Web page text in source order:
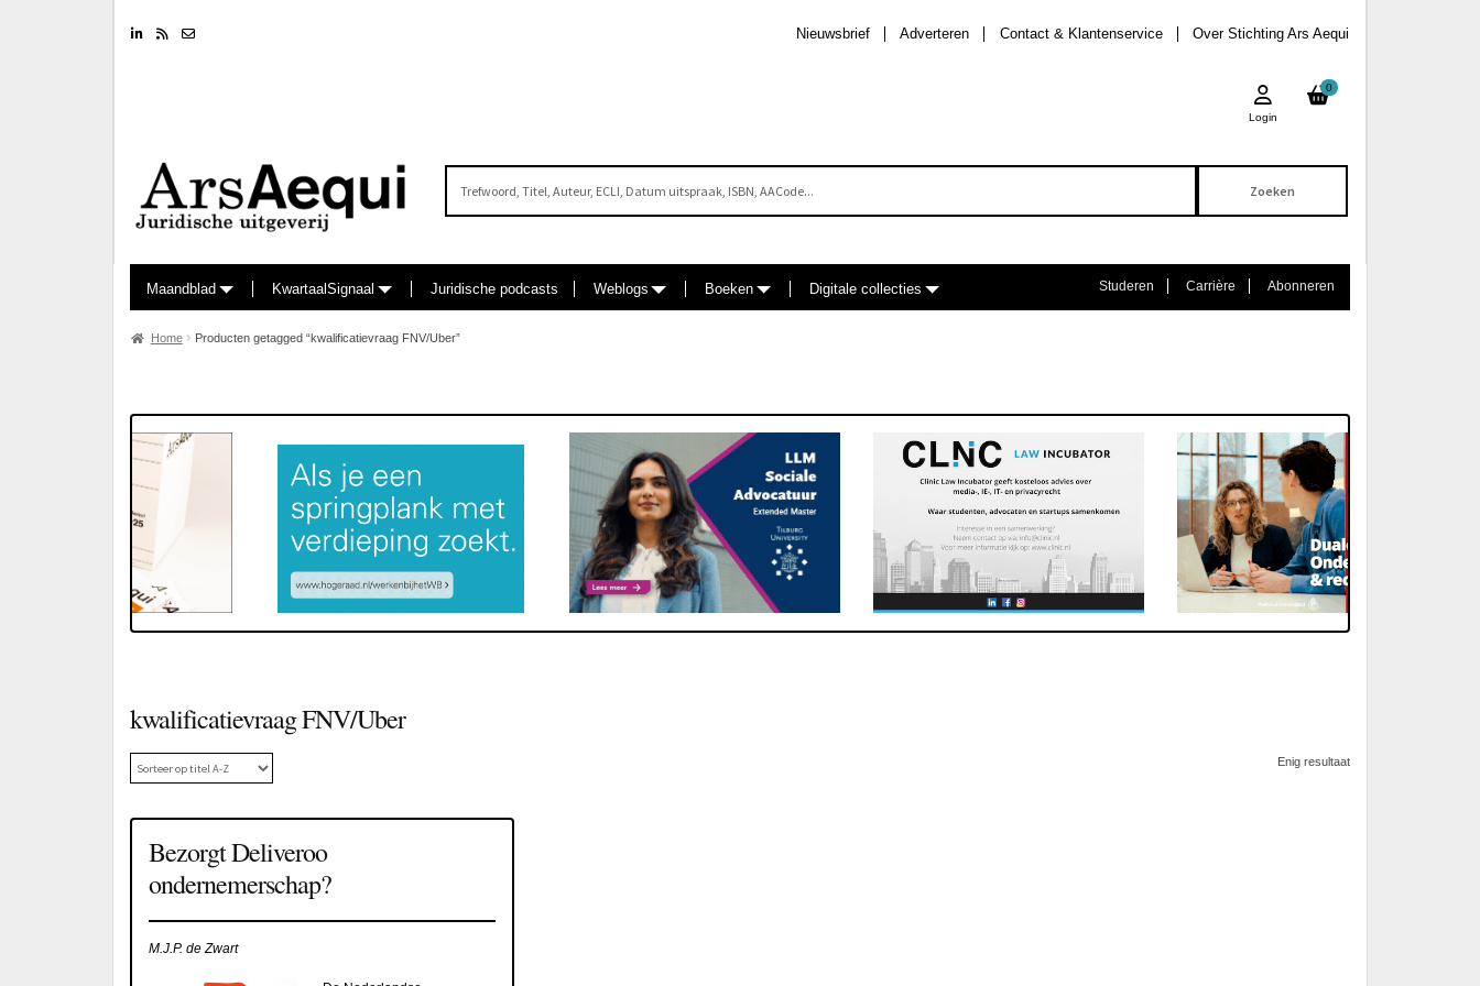
LinkedinRSS feed Over Stichting Ars Aequi
Contact & Klantenservice
Adverteren
Nieuwsbrief
0
Login
Maandblad KwartaalSignaal Juridische podcasts Weblogs Boeken Digitale collecties Studeren Carrière Abonneren
Home Producten getagged “kwalificatievraag FNV/Uber”
kwalificatievraag FNV/Uber
Enig resultaat
Bezorgt Deliveroo
ondernemerschap?
M.J.P. de Zwart